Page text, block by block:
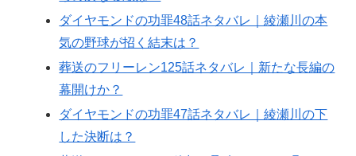
ダイヤモンドの功罪48話ネタバレ｜綾瀬川の本
気の野球が招く結末は？
葬送のフリーレン125話ネタバレ｜新たな長編の
幕開けか？
ダイヤモンドの功罪47話ネタバレ｜綾瀬川の下
した決断は？